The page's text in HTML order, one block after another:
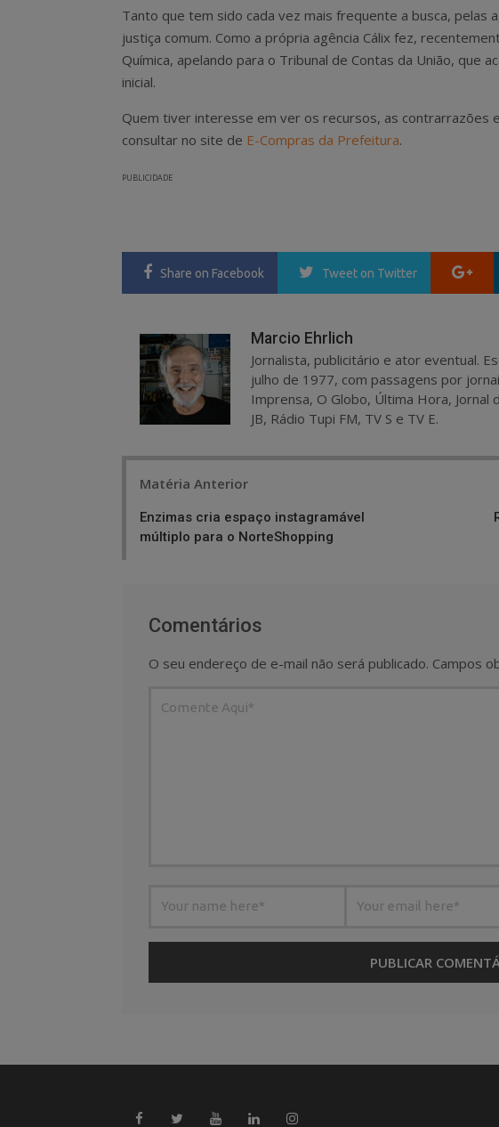
Tanto que tem sido cada vez mais frequente a busca, pelas
justiça comum. Como a própria agência Cálix fez,
Química, apelando para o Tribunal de Contas da União, que
inicial.
Quem tiver interesse em ver os recursos, as contrarrazões
consultar no site de E-Compras da Prefeitura.
PUBLICIDADE
Share on Facebook Tweet on Twitter
Marcio Ehrlich
Jornalista, publicitário e ator eventual.
julho de 1977, com passagens por
Imprensa, O Globo, Última Hora,
JB, Rádio Tupi FM, TV S e TV E.
Matéria Anterior
Enzimas cria espaço instagramável
múltiplo para o NorteShopping
Comentários
O seu endereço de e-mail não será publicado. Campos